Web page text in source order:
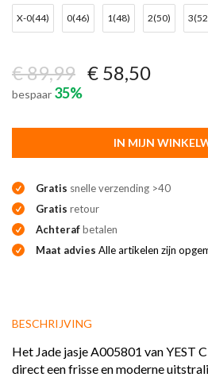
X-0(44) 0(46) 1(48) 2(50)
€ 89,99 € 58,50
bespaar 35%
IN MIJN
Gratis snelle verzending >40
Gratis retour
Achterafbetalen
Maat advies Alle artikelen zijn
BESCHRIJVING
Het Jade jasje A005801 van YEST
direct een frisse en moderne